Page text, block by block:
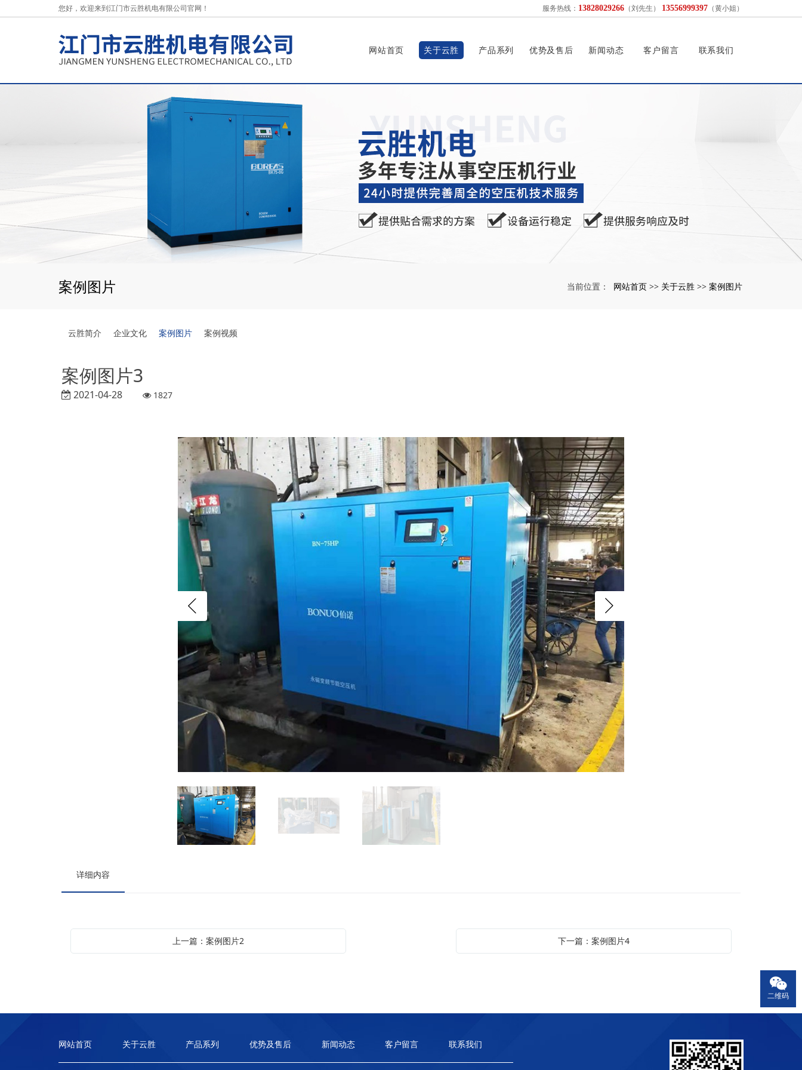
您好，欢迎来到江门市云胜机电有限公司官网！ 服务热线： 13828029266（刘先生） 13556999397（黄小姐）
网站首页 关于云胜 产品系列 优势及售后 新闻动态 客户留言 联系我们
案例图片 当前位置： 网站首页 >> 关于云胜 >> 案例图片
云胜简介 企业文化 案例图片 案例视频
案例图片3
2021-04-28 1827
详细内容
上一篇：案例图片2 下一篇：案例图片4
网站首页 关于云胜 产品系列 优势及售后 新闻动态 客户留言 联系我们
二维码